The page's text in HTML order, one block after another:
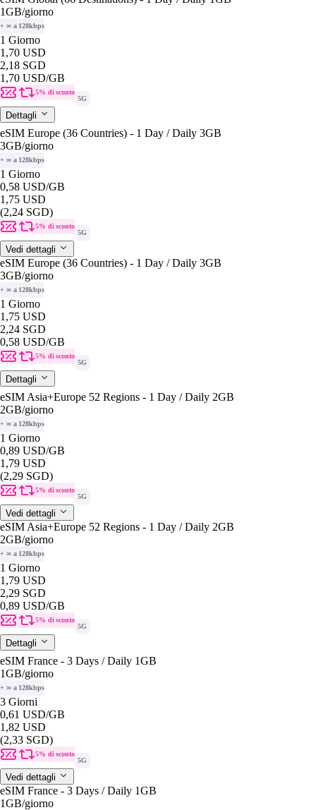
1GB/giorno
+ ∞ a 128kbps
1 Giorno
1,70 USD
2,18 SGD
1,70 USD/GB
5% di sconto
5G
Dettagli
eSIM Europe (36 Countries) - 1 Day / Daily 3GB
3GB/giorno
+ ∞ a 128kbps
1 Giorno
0,58 USD/GB
1,75 USD
(2,24 SGD)
5% di sconto
5G
Vedi dettagli
eSIM Europe (36 Countries) - 1 Day / Daily 3GB
3GB/giorno
+ ∞ a 128kbps
1 Giorno
1,75 USD
2,24 SGD
0,58 USD/GB
5% di sconto
5G
Dettagli
eSIM Asia+Europe 52 Regions - 1 Day / Daily 2GB
2GB/giorno
+ ∞ a 128kbps
1 Giorno
0,89 USD/GB
1,79 USD
(2,29 SGD)
5% di sconto
5G
Vedi dettagli
eSIM Asia+Europe 52 Regions - 1 Day / Daily 2GB
2GB/giorno
+ ∞ a 128kbps
1 Giorno
1,79 USD
2,29 SGD
0,89 USD/GB
5% di sconto
5G
Dettagli
eSIM France - 3 Days / Daily 1GB
1GB/giorno
+ ∞ a 128kbps
3 Giorni
0,61 USD/GB
1,82 USD
(2,33 SGD)
5% di sconto
5G
Vedi dettagli
eSIM France - 3 Days / Daily 1GB
1GB/giorno